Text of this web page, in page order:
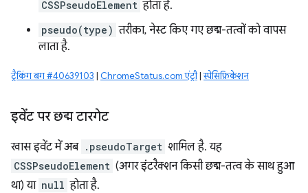
CSSPseudoElement होता है.
pseudo(type) तरीका, नेस्ट किए गए छद्म-तत्वों को वापस
लाता है.
ट्रैकिंग बग #40639103 | ChromeStatus.com एंट्री|स्पेसिफ़िकेशन
इवेंट पर छद्म टारगेट
खास इवेंट में अब .pseudoTarget शामिल है. यह
CSSPseudoElement (अगर इंटरैक्शन किसी छद्म-तत्व के साथ हुआ
था) या null होता है.